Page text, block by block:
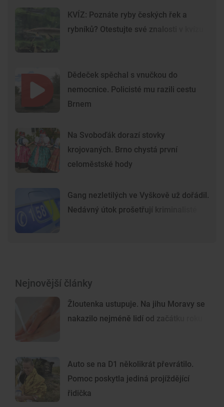
KVÍZ: Poznáte ryby českých řek a
rybníků? Otestujte své znalosti v kvízu
Dědeček spěchal s vnučkou do
nemocnice. Policisté mu razili cestu
Brnem
Na Svoboďák dorazí stovky
krojovaných. Brno chystá první
celoměstské hody
Gang nezletilých ve Vyškově už dořádil.
Nedávný útok prošetřují kriminalisté
Nejnovější články
Žloutenka ustupuje. Na jihu Moravy se
nakazilo nejméně lidí od začátku roku
Auto se na D1 několikrát převrátilo.
Pomoc poskytla jediná projíždějící
řidička